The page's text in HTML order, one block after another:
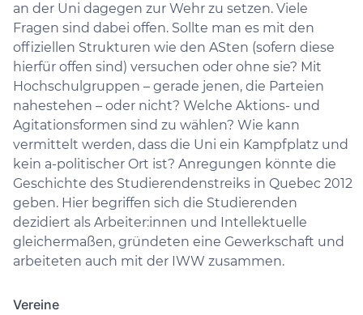
an der Uni dagegen zur Wehr zu setzen. Viele
Fragen sind dabei offen. Sollte man es mit den
offiziellen Strukturen wie den ASten (sofern diese
hierfür offen sind) versuchen oder ohne sie? Mit
Hochschulgruppen – gerade jenen, die Parteien
nahestehen – oder nicht? Welche Aktions- und
Agitationsformen sind zu wählen? Wie kann
vermittelt werden, dass die Uni ein Kampfplatz und
kein a-politischer Ort ist? Anregungen könnte die
Geschichte des Studierendenstreiks in Quebec 2012
geben. Hier begriffen sich die Studierenden
dezidiert als Arbeiter:innen und Intellektuelle
gleichermaßen, gründeten eine Gewerkschaft und
arbeiteten auch mit der IWW zusammen.
Vereine